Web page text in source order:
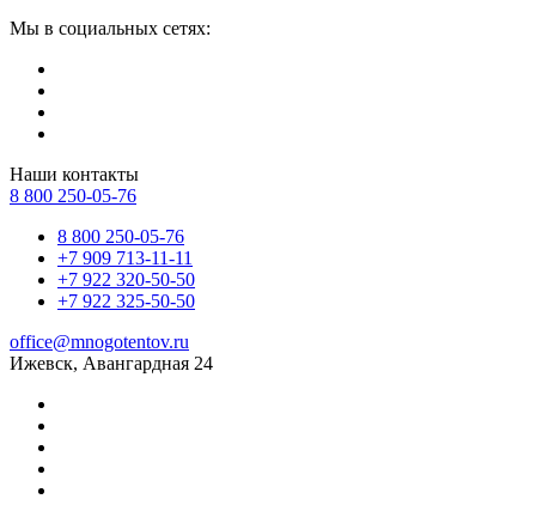
Мы в социальных сетях:
Наши контакты
8 800 250-05-76
8 800 250-05-76
+7 909 713-11-11
+7 922 320-50-50
+7 922 325-50-50
office@mnogotentov.ru
Ижевск, Авангардная 24